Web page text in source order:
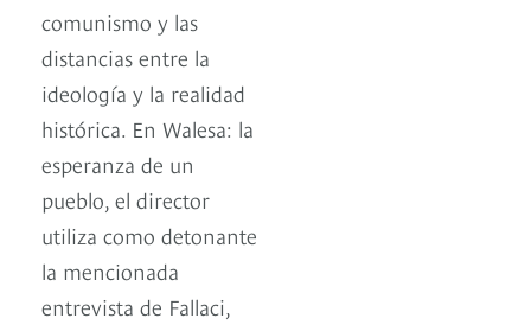
comunismo y las
distancias entre la
ideología y la realidad
histórica. En Walesa: la
esperanza de un
pueblo, el director
utiliza como detonante
la mencionada
entrevista de Fallaci,